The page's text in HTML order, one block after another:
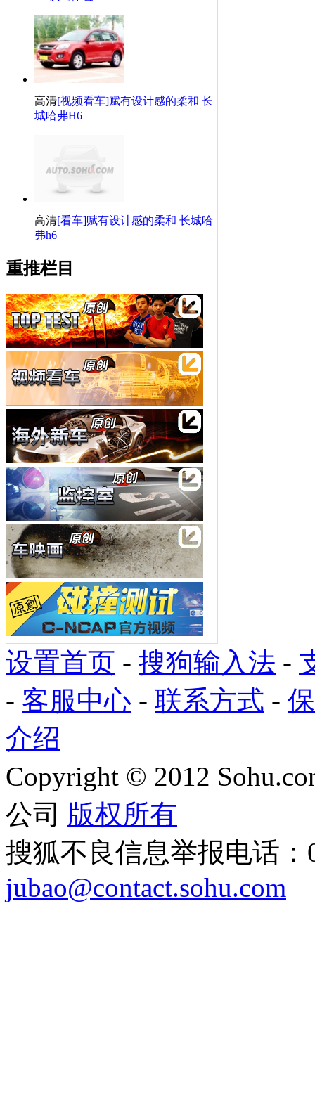
高清[视频看车]赋有设计感的柔和 长
城哈弗H6
高清[看车]赋有设计感的柔和 长城哈
弗h6
重推栏目
设置首页 - 搜狗输入法 -
- 客服中心 - 联系方式 -
介绍
Copyright © 2012
公司 版权所有
搜狐不良信息举报电话：
jubao@contact.sohu.com